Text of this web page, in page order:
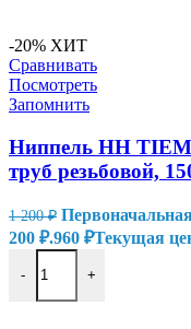
-20% ХИТ
Сравнивать
Посмотреть
Запомнить
Ниппель HH
труб резьбовой,
1 200₽
200 ₽.960 ₽Текущая
- +